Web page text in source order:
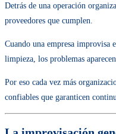
Detrás de una operación
proveedores que cumplen.
Cuando una empresa improvisa
limpieza, los problemas
Por eso cada vez más
confiables que garanticen